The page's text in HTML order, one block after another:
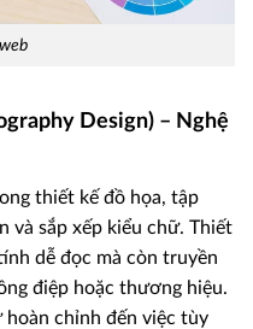
Design) – Nghệ
thiết kế đồ họa, tập
và sắp xếp kiểu chữ. Thiết
dễ đọc mà còn truyền
điệp hoặc thương hiệu.
chỉnh đến việc tùy